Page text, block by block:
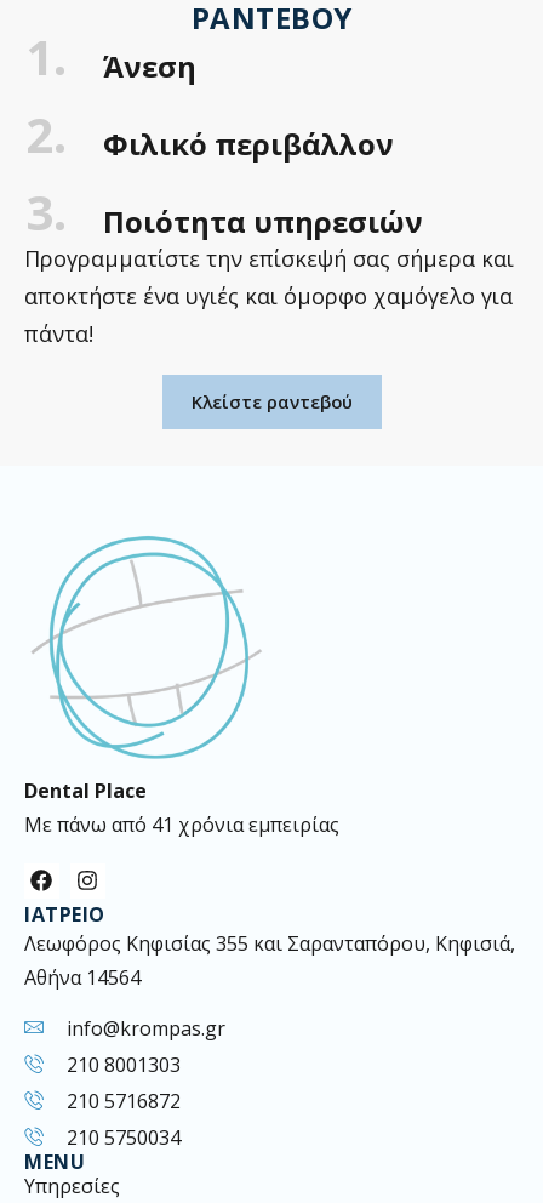
ΡΑΝΤΕΒΟΎ
1. Άνεση
2. Φιλικό περιβάλλον
3. Ποιότητα υπηρεσιών
Προγραμματίστε την επίσκεψή σας σήμερα και
αποκτήστε ένα υγιές και όμορφο χαμόγελο για
πάντα!
Κλείστε ραντεβού
Dental Place
Με πάνω από 41 χρόνια εμπειρίας
F
a
c
e
b
o
k
I
n
s
t
a
g
a
ΙΑΤΡΕΊΟ
Λεωφόρος Κηφισίας 355 και Σαρανταπόρου, Κηφισιά,
Αθήνα 14564
info@krompas.gr
210 8001303
210 5716872
210 5750034
MENU
Υπηρεσίες